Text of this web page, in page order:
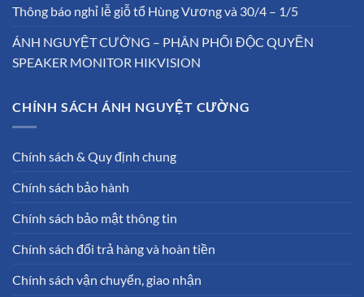
Thông báo nghỉ lễ giỗ tổ Hùng Vương và 30/4 – 1/5
ÁNH NGUYỆT CƯỜNG – PHÂN PHỐI ĐỘC QUYỀN
SPEAKER MONITOR HIKVISION
CHÍNH SÁCH ÁNH NGUYỆT CƯỜNG
Chính sách & Quy định chung
Chính sách bảo hành
Chính sách bảo mật thông tin
Chính sách đổi trả hàng và hoàn tiền
Chính sách vận chuyển, giao nhận